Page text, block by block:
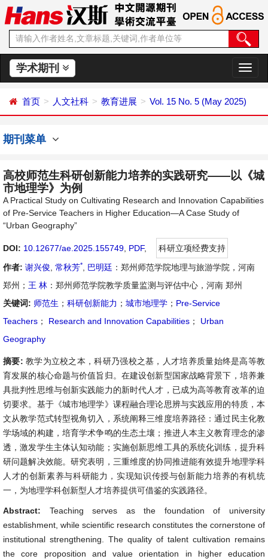
学术期刊
切
换
航
首页 人文社科 教育进展 Vol. 15 No. 5 (May 2025)
期刊菜单
高校师范生科研创新能力培养的实践研究——以《城
市地理学》为例
A Practical Study on Cultivating Research and Innovation Capabilities
of Pre-Service Teachers in Higher Education—A Case Study of
“Urban Geography”
DOI: 10.12677/ae.2025.155749 PDF,
科研立项经费支持
作者: 谢兴俊 常秋芳* 巴明廷 ：郑州师范学院地理与旅游学院，河南
郑州； 王 林 ：郑州师范学院教学质量监测与评估中心，河南 郑州
关键词: 师范生 ； 科研创新能力 ； 城市地理学 ； Pre-Service
Teachers ； Research and Innovation Capabilities ；
Urban
Geography
摘要: 教学为立校之本，科研乃强校之基，人才培养质量始终是高等教
育发展的核心命题与价值旨归。在建设创新型国家战略背景下，培养兼
具批判性思维与创新实践能力的新时代人才，已成为高等教育改革的迫
切要求。基于《城市地理学》课程融合理论思辨与实践应用的特质，本
文从教学范式转型视角切入，系统阐释三维度培养路径：通过民主化教
学场域的构建，培育学术争鸣的生态土壤；推进人本主义教育理念的渗
透，激发学生主体认知动能；实施创新思维工具的系统化训练，提升科
研问题解决效能。研究表明，三重维度的协同推进能有效提升地理学科
人才的创新素养与科研能力，实现知识传授与创新能力培养的有机统
一，为地理学科创新型人才培养提供可借鉴的实践路径。
Abstract: Teaching serves as the foundation of university
establishment, while scientific research constitutes the cornerstone of
institutional strengthening. The quality of talent cultivation remains
the core proposition and value orientation in higher education